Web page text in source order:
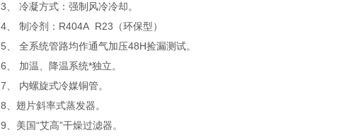
3、 冷凝方式：强制风冷冷却。
4、 制冷剂：R404A R23（环保型）
5、 全系统管路均作通气加压48H捡漏测试。
6、 加温、降温系统*独立。
7、 内螺旋式冷媒铜管。
8、翅片斜率式蒸发器。
9、美国“艾高”干燥过滤器。